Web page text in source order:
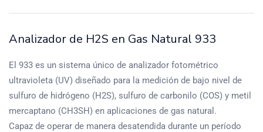
Analizador de H2S en Gas Natural 933
El 933 es un sistema único de analizador fotométrico
ultravioleta (UV) diseñado para la medición de bajo nivel de
sulfuro de hidrógeno (H2S), sulfuro de carbonilo (COS) y metil
mercaptano (CH3SH) en aplicaciones de gas natural.
Capaz de operar de manera desatendida durante un período